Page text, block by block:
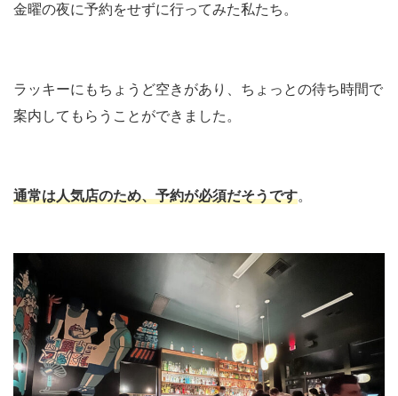
金曜の夜に予約をせずに行ってみた私たち。
ラッキーにもちょうど空きがあり、ちょっとの待ち時間で
案内してもらうことができました。
通常は人気店のため、予約が必須だそうです。